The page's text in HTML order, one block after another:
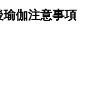
伽注意事項